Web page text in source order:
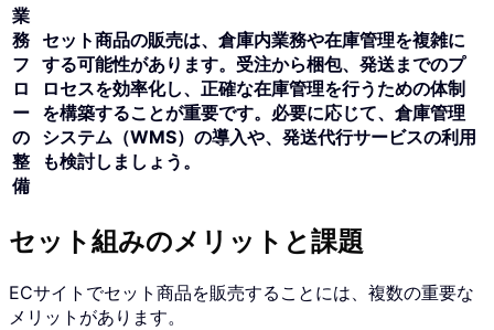
業
務
フ
ロ
ー
の
整
備
セット商品の販売は、倉庫内業務や在庫管理を複雑に
する可能性があります。受注から梱包、発送までのプ
ロセスを効率化し、正確な在庫管理を行うための体制
を構築することが重要です。必要に応じて、倉庫管理
システム（WMS）の導入や、発送代行サービスの利用
も検討しましょう。
セット組みのメリットと課題
ECサイトでセット商品を販売することには、複数の重要な
メリットがあります。